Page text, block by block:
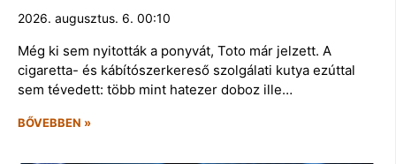
2026. augusztus. 6. 00:10
Még ki sem nyitották a ponyvát, Toto már jelzett. A
cigaretta- és kábítószerkereső szolgálati kutya ezúttal
sem tévedett: több mint hatezer doboz ille…
BŐVEBBEN »